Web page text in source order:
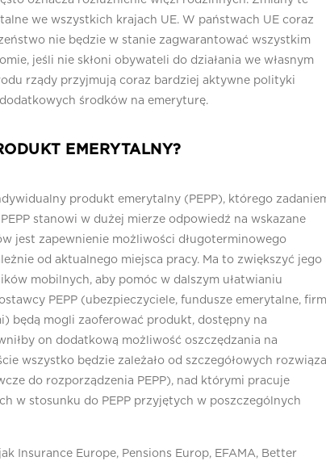
we wszystkich krajach UE. W państwach UE coraz
nie będzie w stanie zagwarantować wszystkim
jeśli nie skłoni obywateli do działania we własnym
rządy przyjmują coraz bardziej aktywne polityki
środków na emeryturę.
EMERYTALNY?
produkt emerytalny (PEPP), którego
stanowi w dużej mierze odpowiedź na wskazane
jest zapewnienie możliwości długoterminowego
od aktualnego miejsca pracy. Ma to zwiększyć jego
mobilnych, aby pomóc w dalszym ułatwianiu
PEPP (ubezpieczyciele, fundusze emerytalne,
będą mogli zaoferować produkt, dostępny na
on dodatkową możliwość oszczędzania na
wszystko będzie zależało od szczegółowych
do rozporządzenia PEPP), nad którymi pracuje
w stosunku do PEPP przyjętych w poszczególnych
Insurance Europe, Pensions Europ, EFAMA, Better